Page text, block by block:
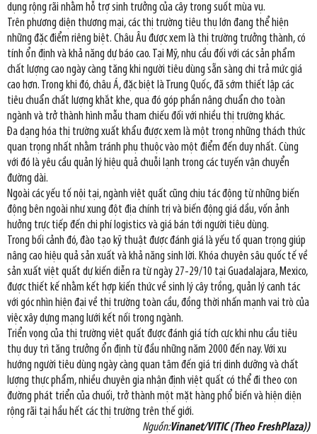
dụng rộng rãi nhằm hỗ trợ sinh trưởng của cây trong suốt mùa vụ.
Trên phương diện thương mại, các thị trường tiêu thụ lớn đang thể hiện
những đặc điểm riêng biệt. Châu Âu được xem là thị trường trưởng thành, có
tính ổn định và khả năng dự báo cao. Tại Mỹ, nhu cầu đối với các sản phẩm
chất lượng cao ngày càng tăng khi người tiêu dùng sẵn sàng chi trả mức giá
cao hơn. Trong khi đó, châu Á, đặc biệt là Trung Quốc, đã sớm thiết lập các
tiêu chuẩn chất lượng khắt khe, qua đó góp phần nâng chuẩn cho toàn
ngành và trở thành hình mẫu tham chiếu đối với nhiều thị trường khác.
Đa dạng hóa thị trường xuất khẩu được xem là một trong những thách thức
quan trọng nhất nhằm tránh phụ thuộc vào một điểm đến duy nhất. Cùng
với đó là yêu cầu quản lý hiệu quả chuỗi lạnh trong các tuyến vận chuyển
đường dài.
Ngoài các yếu tố nội tại, ngành việt quất cũng chịu tác động từ những biến
động bên ngoài như xung đột địa chính trị và biến động giá dầu, vốn ảnh
hưởng trực tiếp đến chi phí logistics và giá bán tới người tiêu dùng.
Trong bối cảnh đó, đào tạo kỹ thuật được đánh giá là yếu tố quan trọng giúp
nâng cao hiệu quả sản xuất và khả năng sinh lời. Khóa chuyên sâu quốc tế về
sản xuất việt quất dự kiến diễn ra từ ngày 27-29/10 tại Guadalajara, Mexico,
được thiết kế nhằm kết hợp kiến thức về sinh lý cây trồng, quản lý canh tác
với góc nhìn hiện đại về thị trường toàn cầu, đồng thời nhấn mạnh vai trò của
việc xây dựng mạng lưới kết nối trong ngành.
Triển vọng của thị trường việt quất được đánh giá tích cực khi nhu cầu tiêu
thụ duy trì tăng trưởng ổn định từ đầu những năm 2000 đến nay. Với xu
hướng người tiêu dùng ngày càng quan tâm đến giá trị dinh dưỡng và chất
lượng thực phẩm, nhiều chuyên gia nhận định việt quất có thể đi theo con
đường phát triển của chuối, trở thành một mặt hàng phổ biến và hiện diện
rộng rãi tại hầu hết các thị trường trên thế giới.
Nguồn:Vinanet/VITIC (Theo FreshPlaza))